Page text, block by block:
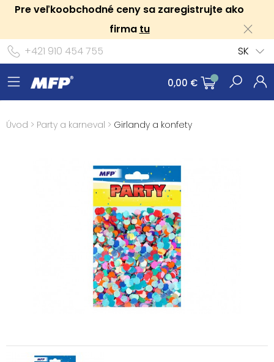
Pre veľkoobchodné ceny sa zaregistrujte ako
firma tu
+421 910 454 755
SK
0,00 €
Úvod > Party a karneval > Girlandy a konfety